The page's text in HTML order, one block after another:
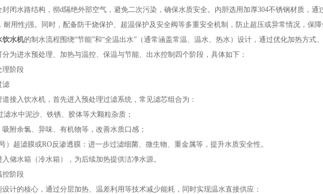
水路结构，彻d隔绝外部空气，避免二次污染，确保水质安全。内胆选用加厚304不锈钢材质，通
耐用性j强。同时，配备防干烧保护、超温保护及安全阀等多重安全机制，防止超压或异常情况，保障
饮水机的制水流程围绕“节能”和“全温出水”（通常涵盖常温、温水、热水）设计，通过优化加热方式
为进水预处理、加热与温控、保温与节能、出水控制四个阶段，具体如下：
阶段
入饮水机，首先进入预处理过滤系统，常见滤芯组合为：
水中泥沙、铁锈、胶体等大颗粒杂质；
余氯、异味、有机物等，改善水质口感；
超滤膜或RO反渗透膜：进一步过滤细菌、微生物、重金属等，提升水质安全性。
水箱（冷水箱），为后续加热提供洁净水源。
阶段
的核心，通过分层加热、温差利用等技术减少能耗，同时实现温水直接供应：